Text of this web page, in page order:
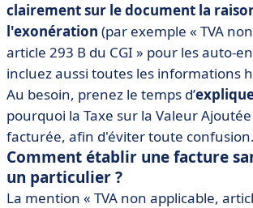
clairement sur le document la
l'exonération (par exemple « TVA
article 293 B du CGI » pour les auto-
incluez aussi toutes les informations
Au besoin, prenez le temps d’
pourquoi la Taxe sur la Valeur
facturée, afin d'éviter toute confusion.
Comment établir une facture
un particulier ?
La mention « TVA non applicable,